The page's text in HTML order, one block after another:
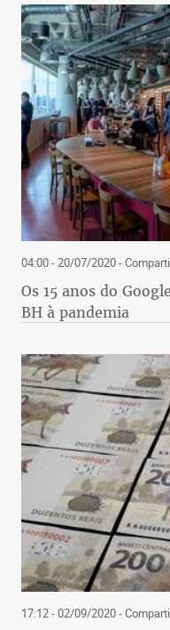
04:00 - 20/07/2020-
Os 15 anos do
BH à pandemia
17:12 - 02/09/2020-